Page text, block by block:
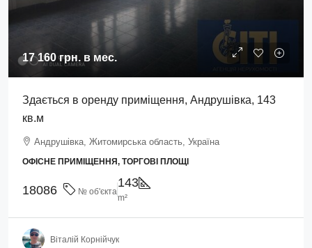
17 160 грн. в мес.
Здається в оренду приміщення, Андрушівка, 143
кв.м
Андрушівка, Житомирська область, Україна
ОФІСНЕ ПРИМІЩЕННЯ, ТОРГОВІ ПЛОЩІ
18086 № об'єкта
143
m²
Віталій Корнійчук